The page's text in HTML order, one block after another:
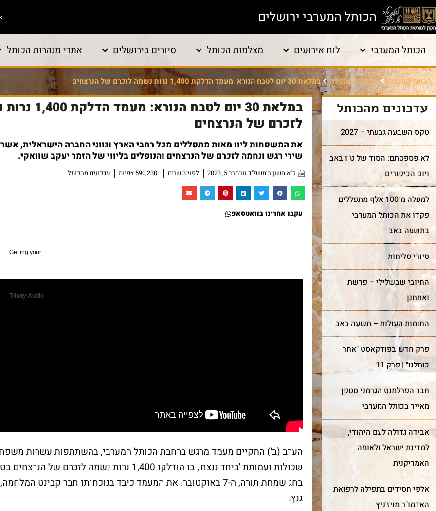
הכותל המערבי ירושלים
הכותל המערבי לוח אירועים מצלמות הכותל סיורים בירושלים אתרי מנהרות הכותל
הכותל המערבי עדכונים מהכותל במלאת 30 יום לטבח הנורא: מעמד הדלקת 1,400 נרות נשמה לזכרם של הנרצחים
עדכונים מהכותל
טקס השבעה גבעתי – 2027
לא פספסתם: הסוד של ט"ו באב
ויום הכיפורים
למעלה מ־100 אלף מתפללים
פקדו את הכותל המערבי
בתשעה באב
סיורי סליחות
החיובי שבשלילי – פרשת
ואתחנן
החומות העולות – תשעה באב
פרק חדש בפודקאסט "אחר
כותלנו" | פרק 11
חבר הפרלמנט הגרמני סטפן
מאייר בכותל המערבי
אבידה גדולה לעם היהודי,
למדינת ישראל ולאומה
האמריקנית
אלפי חסידים בתפילה לרפואת
האדמו"ר מויז'ניץ
במלאת 30 יום לטבח
לזכרם של הנרצחים
את המשפחות ליוו מאות מתפללים מכל רחבי הארץ וגווני החברה הישראלית,
שירי רגש ונחמה לזכרם של הנרצחים והנופלים בליווי של הזמר יעקב שוואקי.
כ"א חשון ה'תשפ"ד נובמבר 5, 2023 לפני 3 שנים 590,230 צפיות עדכונים מהכותל
עקבו אחרינו בוואטסאפ
Getting your
Trinity Audio
הערב (ב') התקיים מעמד מרגש ברחבת הכותל המערבי, בהשתתפות עשרות
שכולות ועמותת 'ביחד ננצח', בו הודלקו 1,400 נרות נשמה לזכרם של
בחג שמחת תורה, ה-7 באוקטובר. את המעמד כיבד בנוכחותו חבר קבינט
גנץ.